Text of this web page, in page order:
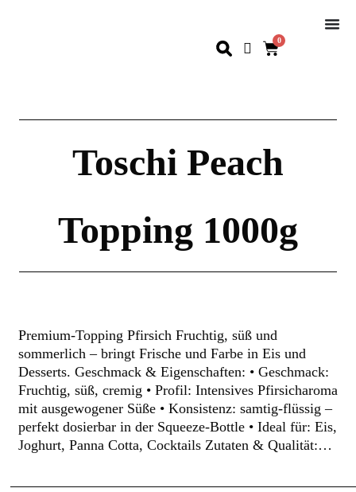
0
Toschi Peach
Topping 1000g
Premium-Topping Pfirsich Fruchtig, süß und
sommerlich – bringt Frische und Farbe in Eis und
Desserts. Geschmack & Eigenschaften: • Geschmack:
Fruchtig, süß, cremig • Profil: Intensives Pfirsicharoma
mit ausgewogener Süße • Konsistenz: samtig-flüssig –
perfekt dosierbar in der Squeeze-Bottle • Ideal für: Eis,
Joghurt, Panna Cotta, Cocktails Zutaten & Qualität:…